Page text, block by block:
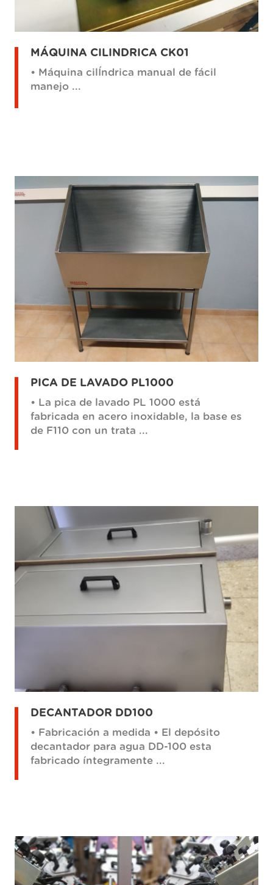
MÁQUINA CILINDRICA CK01
• Máquina cilÍndrica manual de fácil
manejo ...
PICA DE LAVADO PL1000
• La pica de lavado PL 1000 está
fabricada en acero inoxidable, la base es
de F110 con un trata ...
DECANTADOR DD100
• Fabricación a medida • El depósito
decantador para agua DD-100 esta
fabricado íntegramente ...